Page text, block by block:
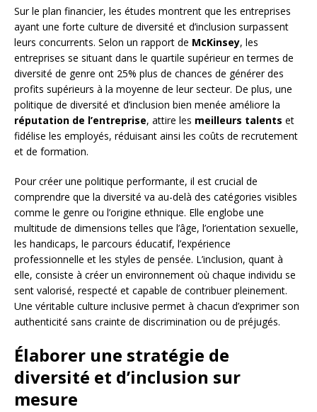
Sur le plan financier, les études montrent que les entreprises
ayant une forte culture de diversité et d’inclusion surpassent
leurs concurrents. Selon un rapport de McKinsey, les
entreprises se situant dans le quartile supérieur en termes de
diversité de genre ont 25% plus de chances de générer des
profits supérieurs à la moyenne de leur secteur. De plus, une
politique de diversité et d’inclusion bien menée améliore la
réputation de l’entreprise, attire les meilleurs talents et
fidélise les employés, réduisant ainsi les coûts de recrutement
et de formation.
Pour créer une politique performante, il est crucial de
comprendre que la diversité va au-delà des catégories visibles
comme le genre ou l’origine ethnique. Elle englobe une
multitude de dimensions telles que l’âge, l’orientation sexuelle,
les handicaps, le parcours éducatif, l’expérience
professionnelle et les styles de pensée. L’inclusion, quant à
elle, consiste à créer un environnement où chaque individu se
sent valorisé, respecté et capable de contribuer pleinement.
Une véritable culture inclusive permet à chacun d’exprimer son
authenticité sans crainte de discrimination ou de préjugés.
Élaborer une stratégie de
diversité et d’inclusion sur
mesure